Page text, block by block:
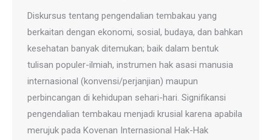
Diskursus tentang pengendalian tembakau yang
berkaitan dengan ekonomi, sosial, budaya, dan bahkan
kesehatan banyak ditemukan; baik dalam bentuk
tulisan populer-ilmiah, instrumen hak asasi manusia
internasional (konvensi/perjanjian) maupun
perbincangan di kehidupan sehari-hari. Signifikansi
pengendalian tembakau menjadi krusial karena apabila
merujuk pada Kovenan Internasional Hak-Hak